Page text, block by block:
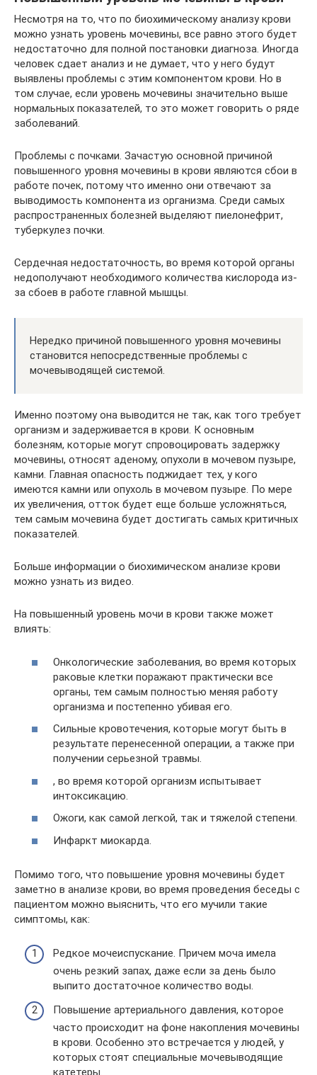
Несмотря на то, что по биохимическому анализу крови
можно узнать уровень мочевины, все равно этого будет
недостаточно для полной постановки диагноза. Иногда
человек сдает анализ и не думает, что у него будут
выявлены проблемы с этим компонентом крови. Но в
том случае, если уровень мочевины значительно выше
нормальных показателей, то это может говорить о ряде
заболеваний.
Проблемы с почками. Зачастую основной причиной
повышенного уровня мочевины в крови являются сбои в
работе почек, потому что именно они отвечают за
выводимость компонента из организма. Среди самых
распространенных болезней выделяют пиелонефрит,
туберкулез почки.
Сердечная недостаточность, во время которой органы
недополучают необходимого количества кислорода из-
за сбоев в работе главной мышцы.
Нередко причиной повышенного уровня мочевины
становится непосредственные проблемы с
мочевыводящей системой.
Именно поэтому она выводится не так, как того требует
организм и задерживается в крови. К основным
болезням, которые могут спровоцировать задержку
мочевины, относят аденому, опухоли в мочевом пузыре,
камни. Главная опасность поджидает тех, у кого
имеются камни или опухоль в мочевом пузыре. По мере
их увеличения, отток будет еще больше усложняться,
тем самым мочевина будет достигать самых критичных
показателей.
Больше информации о биохимическом анализе крови
можно узнать из видео.
На повышенный уровень мочи в крови также может
влиять:
Онкологические заболевания, во время которых
раковые клетки поражают практически все
органы, тем самым полностью меняя работу
организма и постепенно убивая его.
Сильные кровотечения, которые могут быть в
результате перенесенной операции, а также при
получении серьезной травмы.
, во время которой организм испытывает
интоксикацию.
Ожоги, как самой легкой, так и тяжелой степени.
Инфаркт миокарда.
Помимо того, что повышение уровня мочевины будет
заметно в анализе крови, во время проведения беседы с
пациентом можно выяснить, что его мучили такие
симптомы, как:
Редкое мочеиспускание. Причем моча имела
очень резкий запах, даже если за день было
выпито достаточное количество воды.
Повышение артериального давления, которое
часто происходит на фоне накопления мочевины
в крови. Особенно это встречается у людей, у
которых стоят специальные мочевыводящие
катетеры.